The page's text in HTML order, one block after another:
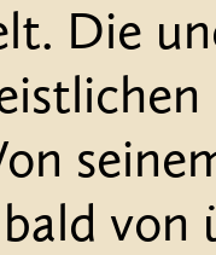
Die
von